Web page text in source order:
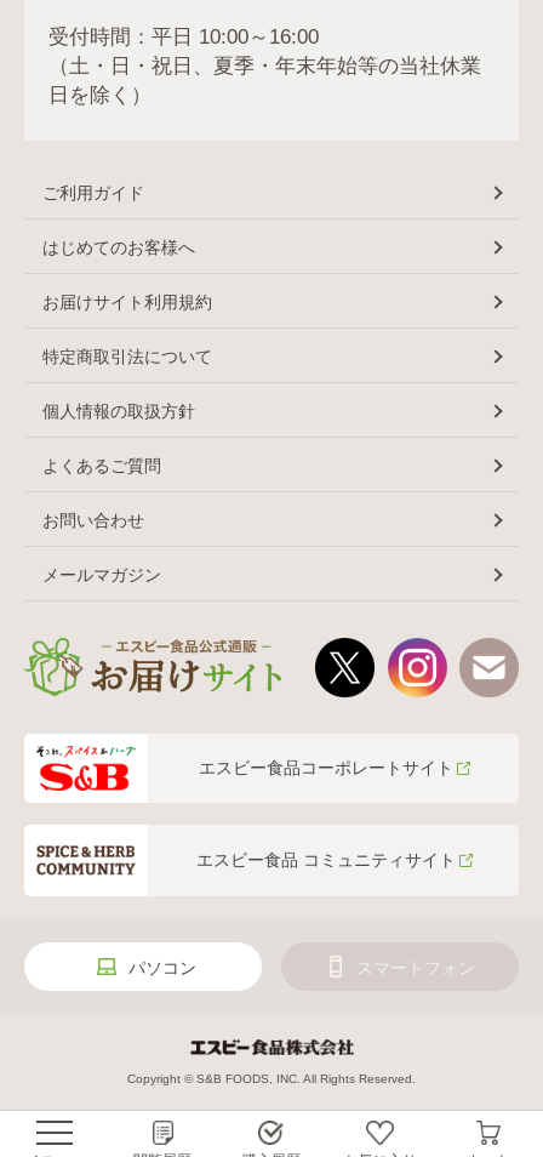
受付時間：平日 10:00～16:00
（土・日・祝日、夏季・年末年始等の当社休業
日を除く）
ご利用ガイド
はじめてのお客様へ
お届けサイト利用規約
特定商取引法について
個人情報の取扱方針
よくあるご質問
お問い合わせ
メールマガジン
エスビー食品コーポレートサイト
エスビー食品 コミュニティサイト
パソコン スマートフォン
Copyright © S&B FOODS, INC. All Rights Reserved.